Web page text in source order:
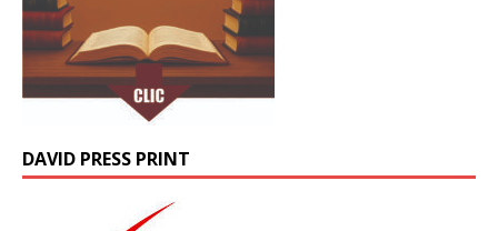
DAVID PRESS PRINT